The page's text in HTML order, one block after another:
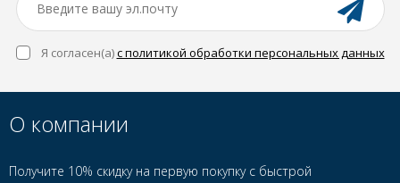
Я согласен(a)с политикой обработки персональных данных
О компании
Получите 10% скидку на первую покупку с быстрой